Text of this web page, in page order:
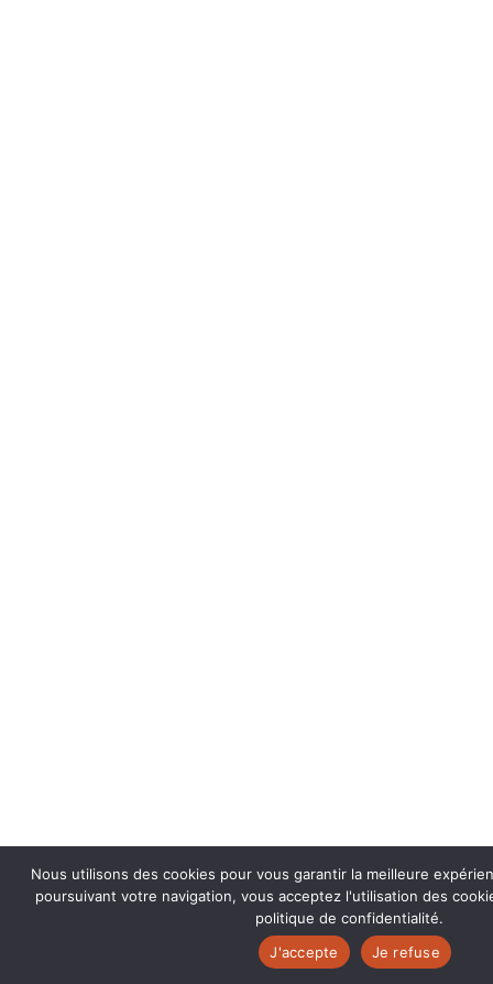
Nous utilisons des cookies pour vous garantir la meilleure
poursuivant votre navigation, vous acceptez l'utilisation des
politique de confidentialité.
J'accepte
Je refuse